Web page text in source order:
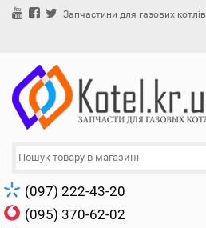
Запчастини для газових котлів
(097) 222-43-20
(095) 370-62-02